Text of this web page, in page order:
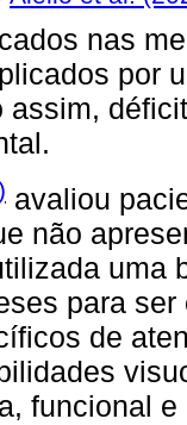
nas
por
assim,
avaliou
não
uma
para
de
funcional